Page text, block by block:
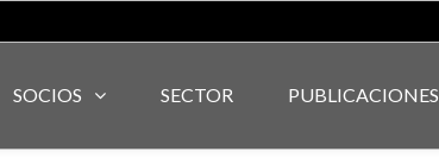
SOCIOS SECTOR PUBLICACIONES